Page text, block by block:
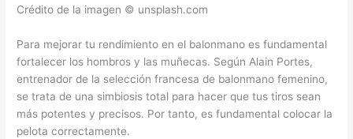
Crédito de la imagen © unsplash.com
Para mejorar tu rendimiento en el balonmano es fundamental
fortalecer los hombros y las muñecas. Según Alain Portes,
entrenador de la selección francesa de balonmano femenino,
se trata de una simbiosis total para hacer que tus tiros sean
más potentes y precisos. Por tanto, es fundamental colocar la
pelota correctamente.